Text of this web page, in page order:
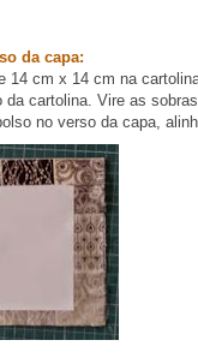
da capa:
14 cm x 14 cm na
da cartolina. Vire as
no verso da capa,